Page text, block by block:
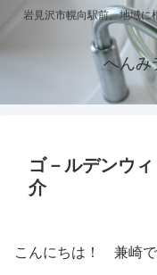
岩見沢市幌向駅前。地域に
へんみ
ゴ－ルデンウ
介
こんにちは！ 兼崎